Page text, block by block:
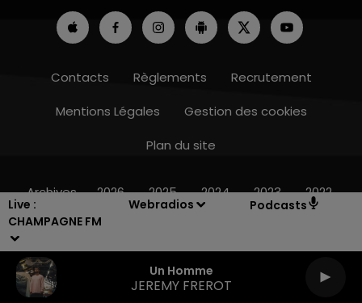
Live :
CHAMPAGNE FM
Webradios Podcasts
Un Homme
JEREMY FREROT
14h00 - 15h00
Contacts Règlements
Recrutement
Mentions Légales
Gestion des cookies
Plan du site
Archives 2026 2025 2024 2023 2022